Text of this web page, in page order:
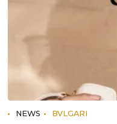
NEWS BVLGARI